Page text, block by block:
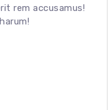
rem accusamus!